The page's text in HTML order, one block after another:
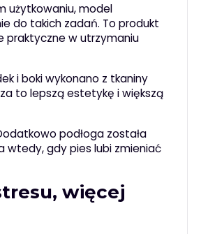
użytkowaniu, model
do takich zadań. To produkt
praktyczne w utrzymaniu
i boki wykonano z tkaniny
to lepszą estetykę i większą
podłoga została
wtedy, gdy pies lubi zmieniać
więcej